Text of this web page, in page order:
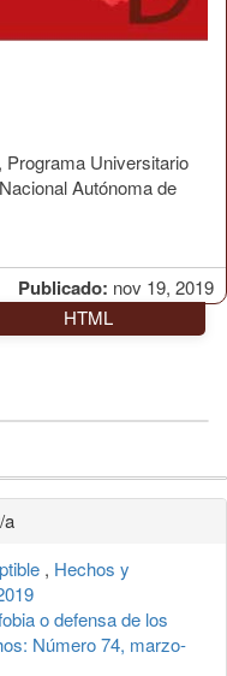
Publicado: nov 19, 2019
Universitario
Autónoma de
HTML
a
, Hechos y
o defensa de los
Número 74, marzo-